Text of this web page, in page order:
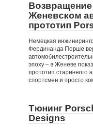
Возвращение
Женевском
прототип
Немецкая
Фердинанда Порше
эпоху – в Женеве
прототип старинного
спортсмен и просто
Тюнинг
Designs